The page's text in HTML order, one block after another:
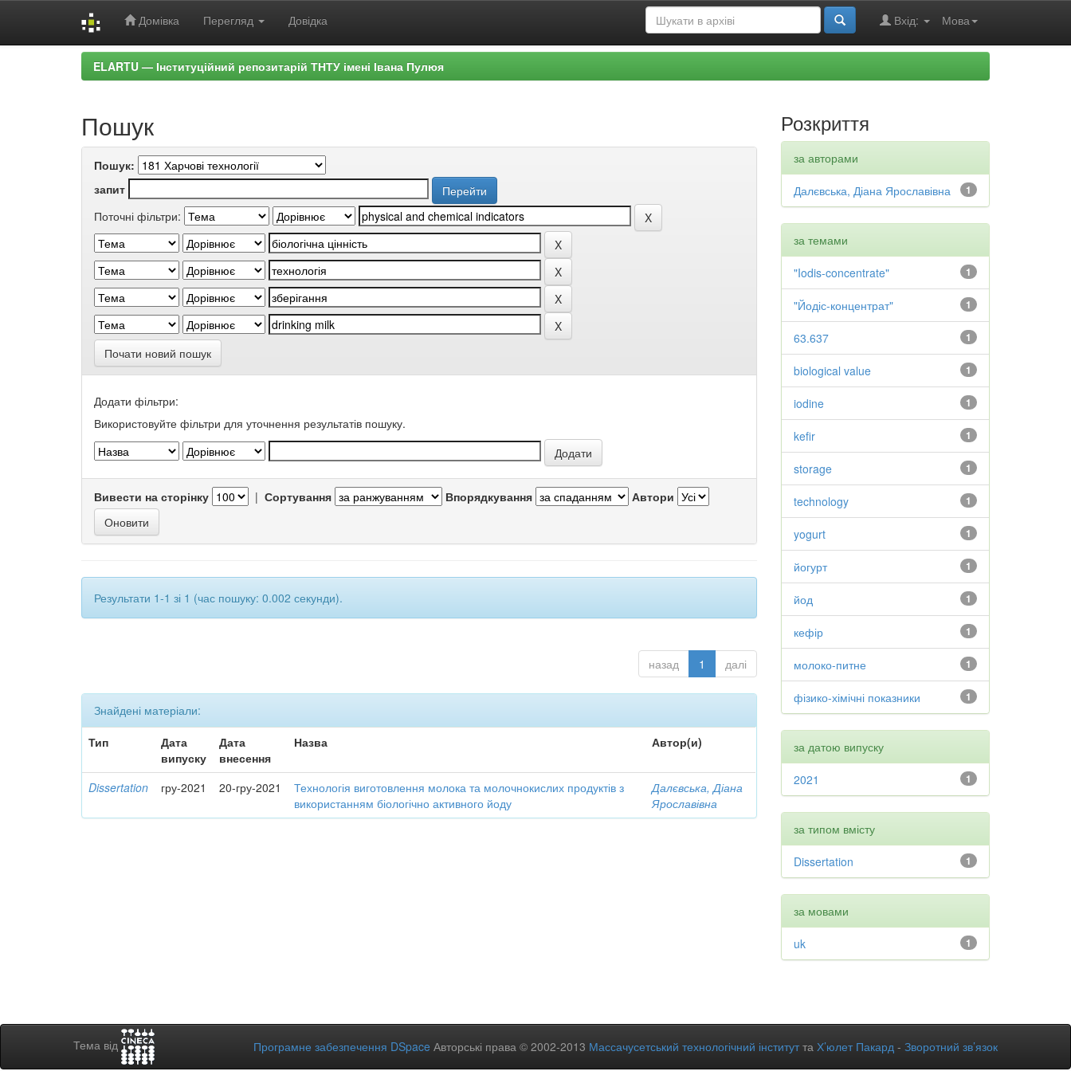
Домівка Перегляд Довідка Мова
Вхід:
ELARTU — Інституційний репозитарій ТНТУ імені Івана Пулюя
Пошук
Пошук:
запит
Поточні фільтри:
Почати новий пошук
Додати фільтри:
Використовуйте фільтри для уточнення результатів пошуку.
Вивести на сторінку | Сортування Впорядкування Автори
Результати 1-1 зі 1 (час пошуку: 0.002 секунди).
назад 1 далі
Знайдені матеріали:
Тип
Дата
випуску
Дата
внесення
Назва Автор(и)
Dissertation гру-2021 20-гру-2021
Технологія виготовлення молока та молочнокислих продуктів з
використанням біологічно активного йоду
Далєвська, Діана
Ярославівна
Розкриття
за авторами
1
Далєвська, Діана Ярославівна
за темами
1
"Iodis-concentrate"
1
"Йодіс-концентрат"
1
63.637
1
biological value
1
iodine
1
kefir
1
storage
1
technology
1
yogurt
1
йогурт
1
йод
1
кефір
1
молоко-питне
1
фізико-хімічні показники
за датою випуску
1
2021
за типом вмісту
1
Dissertation
за мовами
1
uk
Тема від Програмне забезпечення DSpace Авторські права © 2002-2013 Массачусетський технологічний інститутта Х’юлет Пакард - Зворотний зв’язок